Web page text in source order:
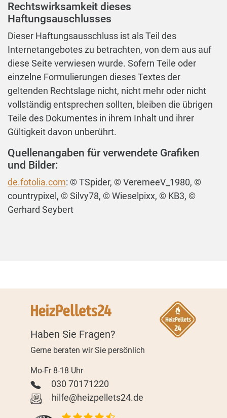
Rechtswirksamkeit dieses
Haftungsauschlusses
Dieser Haftungsausschluss ist als Teil des
Internetangebotes zu betrachten, von dem aus auf
diese Seite verwiesen wurde. Sofern Teile oder
einzelne Formulierungen dieses Textes der
geltenden Rechtslage nicht, nicht mehr oder nicht
vollständig entsprechen sollten, bleiben die übrigen
Teile des Dokumentes in ihrem Inhalt und ihrer
Gültigkeit davon unberührt.
Quellenangaben für verwendete Grafiken
und Bilder:
de.fotolia.com: © TSpider, © VeremeeV_1980, ©
countrypixel, © Silvy78, © Wieselpixx, © KB3, ©
Gerhard Seybert
Haben Sie Fragen?
Gerne beraten wir Sie persönlich
Mo-Fr 8-18 Uhr
030 70171220
hilfe@heizpellets24.de